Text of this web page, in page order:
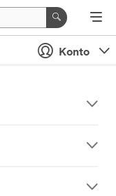
Konto